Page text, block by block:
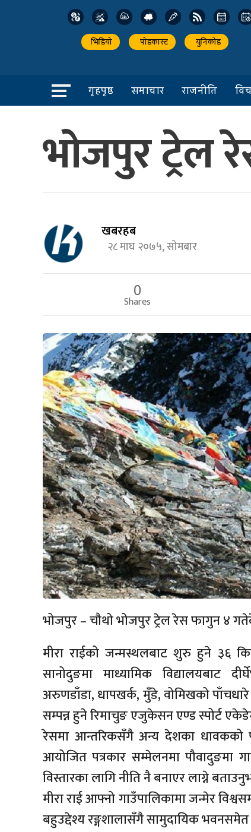
भिडियो पोडकास्ट युनिकोड
गृहपृष्ठ समाचार राजनीति
भोजपुर ट्रेल
खबरहब
२८ माघ २०७५, सोमबार
0
Shares
भोजपुर – चौथो भोजपुर ट्रेल रेस फागुन ४
मीरा राईको जन्मस्थलबाट शुरु हुने ३६
सानोदुङमा माध्यामिक विद्यालयबाट
अरुणडाँडा, धापखर्क, मुँडे, वोमिखको
सम्पन्न हुने रिमाचुङ एजुकेसन एण्ड स्पोर्ट
रेसमा आन्तरिकसँगै अन्य देशका धावकको
आयोजित पत्रकार सम्मेलनमा पौवादुङमा
विस्तारका लागि नीति नै बनाएर लाग्ने
मीरा राई आफ्नो गाउँपालिकामा जन्मेर
बहुउद्देश्य रङ्गशालासँगै सामुदायिक भवनसमेत